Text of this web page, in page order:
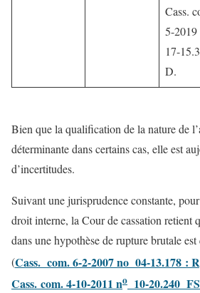
Cass.
5-2019
17-
D.
Bien que la qualification de la nature de
déterminante dans certains cas, elle est
d’incertitudes.
Suivant une jurisprudence constante,
droit interne, la Cour de cassation retient
dans une hypothèse de rupture brutale est
(Cass. com. 6-2-2007 no 04-13.178 :
Cass. com. 4-10-2011 no 10-20.240